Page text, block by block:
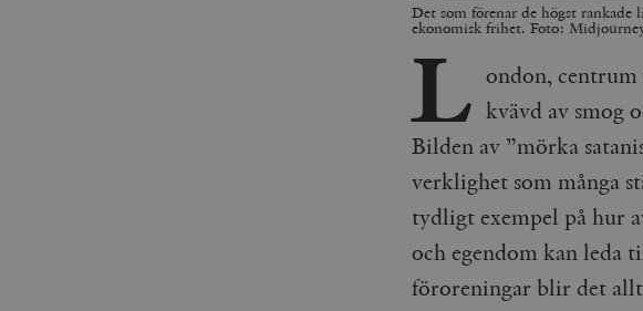
Det som förenar de högst
ekonomisk frihet. Foto:
L ondon,
kvävd av smog
Bilden av ”mörka
verklighet som många
tydligt exempel på hur
och egendom kan leda
föroreningar blir det